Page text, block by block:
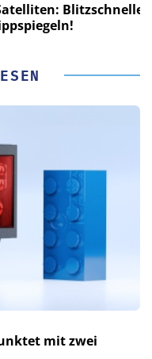
Blitzschnelle
mit zwei